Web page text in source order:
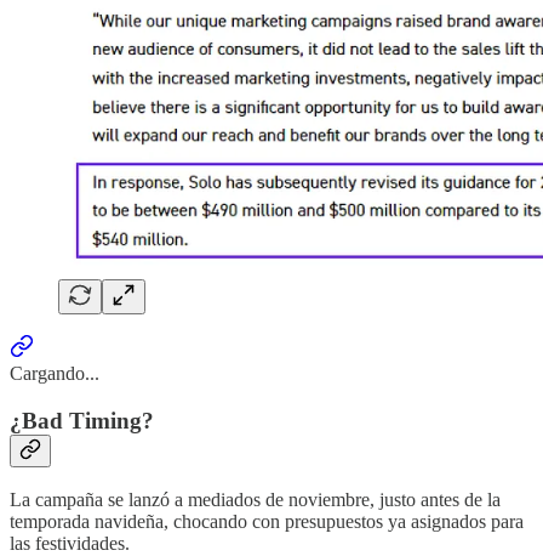
Cargando...
¿Bad Timing?
La campaña se lanzó a mediados de noviembre, justo antes de la
temporada navideña, chocando con presupuestos ya asignados para
las festividades.